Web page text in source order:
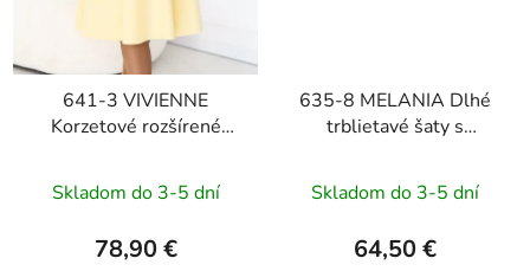
641-3 VIVIENNE
Korzetové rozšírené
žltá
Skladom do 3-5 dní
78,90 €
635-8 MELANIA Dlhé
trblietavé šaty s
rukávmi - pistáciová
Skladom do 3-5 dní
64,50 €